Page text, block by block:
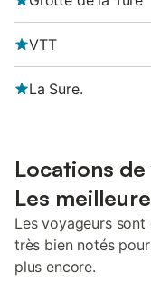
VTT
La Sure.
Locations
Les
Les voyageurs
très bien notés
plus encore.